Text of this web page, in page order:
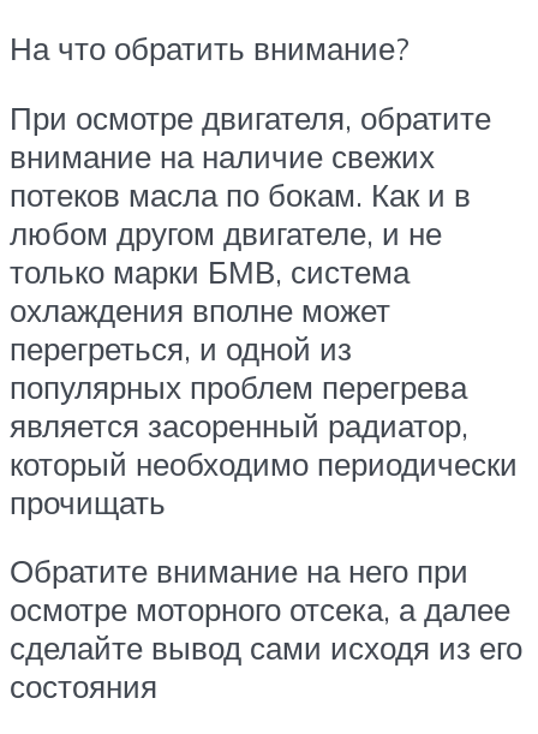
На что обратить внимание?
При осмотре двигателя, обратите
внимание на наличие свежих
потеков масла по бокам. Как и в
любом другом двигателе, и не
только марки БМВ, система
охлаждения вполне может
перегреться, и одной из
популярных проблем перегрева
является засоренный радиатор,
который необходимо периодически
прочищать
Обратите внимание на него при
осмотре моторного отсека, а далее
сделайте вывод сами исходя из его
состояния